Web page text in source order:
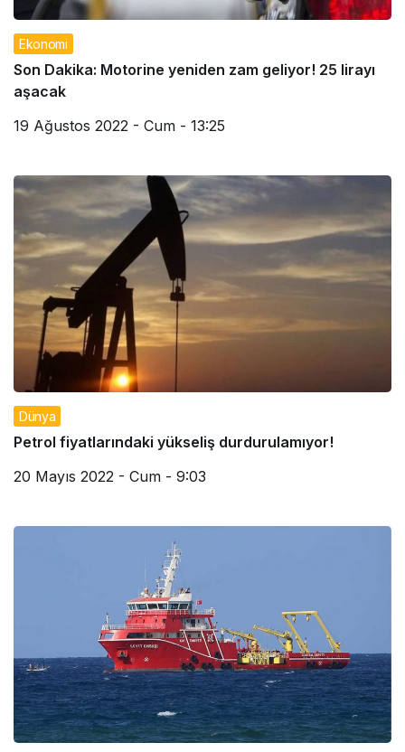
Ekonomi
Son Dakika: Motorine yeniden zam geliyor! 25 lirayı
aşacak
19 Ağustos 2022 - Cum - 13:25
Dünya
Petrol fiyatlarındaki yükseliş durdurulamıyor!
20 Mayıs 2022 - Cum - 9:03